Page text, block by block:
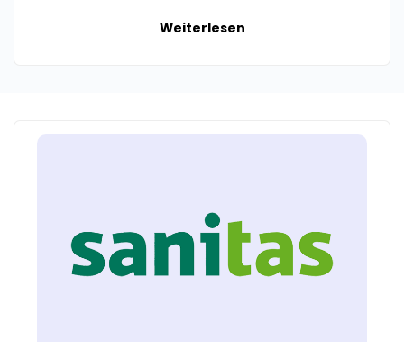
Weiterlesen